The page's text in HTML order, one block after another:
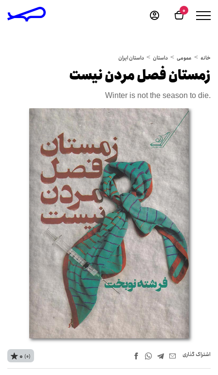
0
خانه عمومی داستان داستان ایران
زمستان فصل مردن نیست
Winter is not the season to die.
اشتراک‌ گذاری 0 (0)